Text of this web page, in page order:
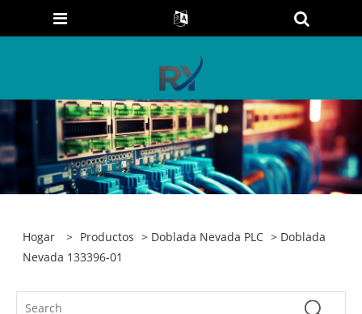
Hogar > Productos > Doblada Nevada PLC > Doblada
Nevada 133396-01